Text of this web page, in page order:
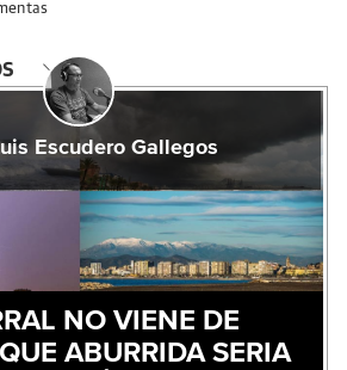
Escudero Gallegos
NO VIENE DE
ABURRIDA SERIA